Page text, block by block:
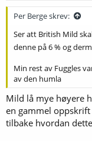
t
e
o
Per Berge skrev:
Ser att British Mild
denne på 6 % og
Min rest av Fuggles
av den humla
Mild lå mye høyere
en gammel
tilbake hvordan